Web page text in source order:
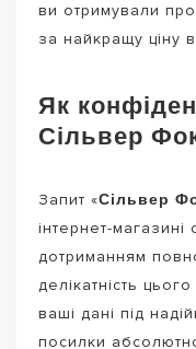
ви отримували
за найкращу ціну в
Як
Сільвер
Запит «Сільвер
інтернет-
дотриманням
делікатність
ваші дані під
посилки